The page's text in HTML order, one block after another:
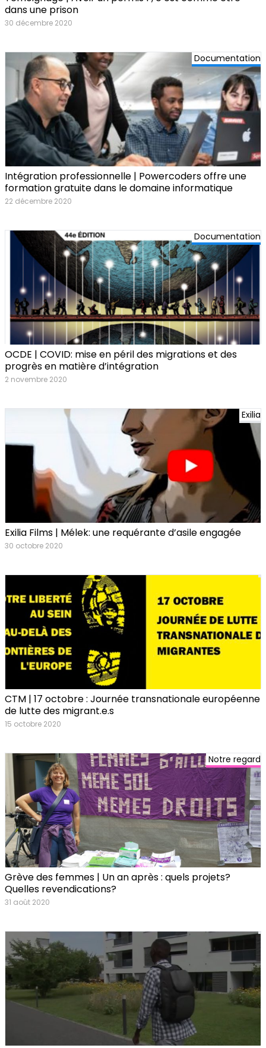
dans une prison
30 décembre 2020
Documentation
Intégration professionnelle | Powercoders offre une
formation gratuite dans le domaine informatique
22 décembre 2020
Documentation
OCDE | COVID: mise en péril des migrations et des
progrès en matière d’intégration
2 novembre 2020
Exilia
Exilia Films | Mélek: une requérante d’asile engagée
30 octobre 2020
CTM | 17 octobre : Journée transnationale européenne
de lutte des migrant.e.s
15 octobre 2020
Notre regard
Grève des femmes | Un an après : quels projets?
Quelles revendications?
31 août 2020